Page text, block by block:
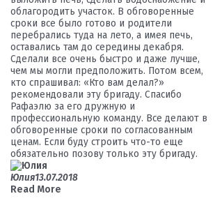
облагородить участок. В обговоренные
сроки все было готово и родители
перебрались туда на лето, а имея печь,
оставались там до середины декабря.
Сделали все очень быстро и даже лучше,
чем мы могли предположить. Потом всем,
кто спрашивал: «Кто вам делал?»
рекомендовали эту бригаду. Спасибо
Рафаэлю за его дружную и
профессиональную команду. Все делают в
обговоренные сроки по согласованным
ценам. Если буду строить что-то еще
обязательно позову только эту бригаду.
Юлия13.07.2018
Read More